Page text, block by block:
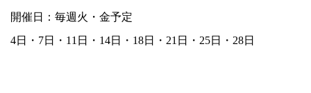
開催日：毎週火・金予定
4日・7日・11日・14日・18日・21日・25日・28日